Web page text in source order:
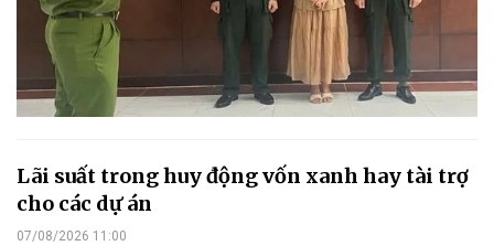
Lãi suất trong huy động vốn xanh hay tài trợ
cho các dự án
07/08/2026 11:00